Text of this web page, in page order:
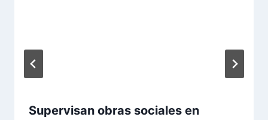
Supervisan obras sociales en